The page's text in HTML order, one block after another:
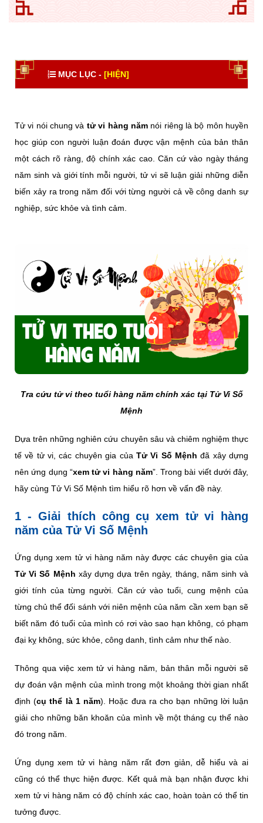
MỤC LỤC - [HIỆN]
Tử vi nói chung và tử vi hàng nămnói riêng là bộ môn huyền
học giúp con người luận đoán được vận mệnh của bản thân
một cách rõ ràng, độ chính xác cao. Căn cứ vào ngày tháng
năm sinh và giới tính mỗi người, tử vi sẽ luận giải những diễn
biến xảy ra trong năm đối với từng người cả về công danh sự
nghiệp, sức khỏe và tình cảm.
Tra cứu tử vi theo tuổi hàng năm chính xác tại Tử Vi Số
Mệnh
Dựa trên những nghiên cứu chuyên sâu và chiêm nghiệm thực
tế về tử vi, các chuyên gia của Tử Vi Số Mệnh đã xây dựng
nên ứng dụng “xem tử vi hàng năm”. Trong bài viết dưới đây,
hãy cùng Tử Vi Số Mệnh tìm hiểu rõ hơn về vấn đề này.
1 - Giải thích công cụ xem tử vi hàng
năm của Tử Vi Số Mệnh
Ứng dụng xem tử vi hàng năm này được các chuyên gia của
Tử Vi Số Mệnh xây dựng dựa trên ngày, tháng, năm sinh và
giới tính của từng người. Căn cứ vào tuổi, cung mệnh của
từng chủ thể đối sánh với niên mệnh của năm cần xem bạn sẽ
biết năm đó tuổi của mình có rơi vào sao hạn không, có phạm
đại kỵ không, sức khỏe, công danh, tình cảm như thế nào.
Thông qua việc xem tử vi hàng năm, bản thân mỗi người sẽ
dự đoán vận mệnh của mình trong một khoảng thời gian nhất
định (cụ thể là 1 năm). Hoặc đưa ra cho bạn những lời luận
giải cho những băn khoăn của mình về một tháng cụ thể nào
đó trong năm.
Ứng dụng xem tử vi hàng năm rất đơn giản, dễ hiểu và ai
cũng có thể thực hiện được. Kết quả mà bạn nhận được khi
xem tử vi hàng năm có độ chính xác cao, hoàn toàn có thể tin
tưởng được.